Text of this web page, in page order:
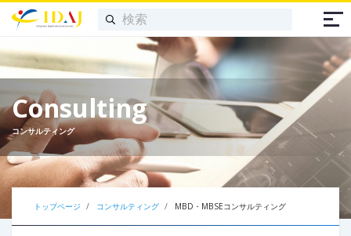
Consulting
コンサルティング
トップページ コンサルティング MBD・MBSEコンサルティング